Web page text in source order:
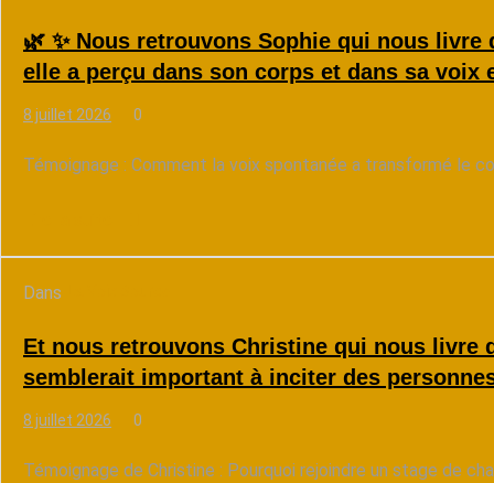
🌿 ✨ Nous retrouvons Sophie qui nous
elle a perçu dans son corps et dans sa voix
8 juillet 2026 0
Témoignage : Comment la voix spontanée a transformé le
Dans
Et nous retrouvons Christine qui nous livre
semblerait important à inciter des
8 juillet 2026 0
Témoignage de Christine : Pourquoi rejoindre un stage de